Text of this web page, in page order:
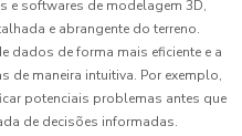
e softwares de modelagem 3D,
e abrangente do terreno.
dados de forma mais eficiente e a
de maneira intuitiva. Por exemplo,
potenciais problemas antes que
de decisões informadas.